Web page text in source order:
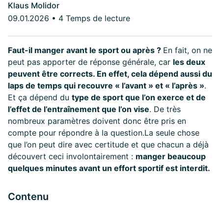
Klaus Molidor
09.01.2026 • 4 Temps de lecture
Faut-il manger avant le sport ou après ? En fait, on ne
peut pas apporter de réponse générale, car les deux
peuvent être corrects. En effet, cela dépend aussi du
laps de temps qui recouvre « l’avant » et « l’après ».
Et ça dépend du type de sport que l’on exerce et de
l’effet de l’entraînement que l’on vise. De très
nombreux paramètres doivent donc être pris en
compte pour répondre à la question.La seule chose
que l’on peut dire avec certitude et que chacun a déjà
découvert ceci involontairement : manger beaucoup
quelques minutes avant un effort sportif est interdit.
Contenu